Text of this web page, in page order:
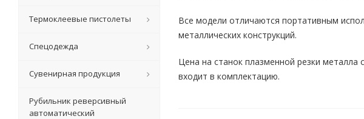
Все модели отличаются портативным
металлических конструкций.
Цена на станок плазменной резки металла
входит в комплектацию.
Термоклеевые пистолеты
Спецодежда
Сувенирная продукция
Рубильник реверсивный
автоматический